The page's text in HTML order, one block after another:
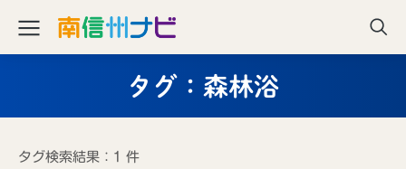
タグ：森林浴
タグ検索結果：1 件